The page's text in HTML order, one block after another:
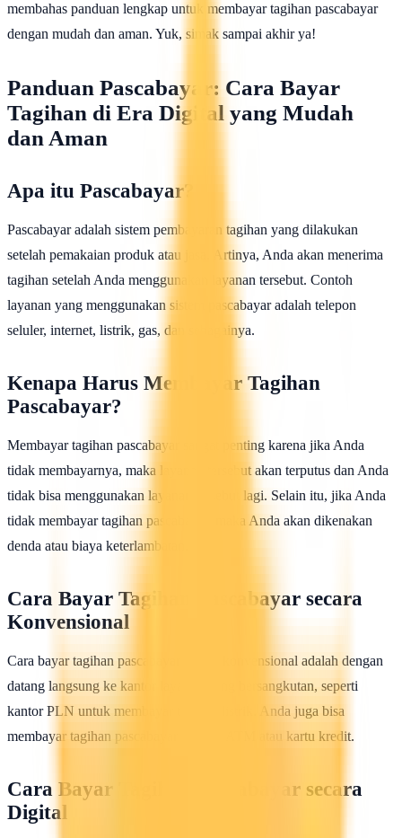
membahas panduan lengkap untuk membayar tagihan pascabayar
dengan mudah dan aman. Yuk, simak sampai akhir ya!
Panduan Pascabayar: Cara Bayar
Tagihan di Era Digital yang Mudah
dan Aman
Apa itu Pascabayar?
Pascabayar adalah sistem pembayaran tagihan yang dilakukan
setelah pemakaian produk atau jasa. Artinya, Anda akan menerima
tagihan setelah Anda menggunakan layanan tersebut. Contoh
layanan yang menggunakan sistem pascabayar adalah telepon
seluler, internet, listrik, gas, dan sebagainya.
Kenapa Harus Membayar Tagihan
Pascabayar?
Membayar tagihan pascabayar sangat penting karena jika Anda
tidak membayarnya, maka layanan tersebut akan terputus dan Anda
tidak bisa menggunakan layanan tersebut lagi. Selain itu, jika Anda
tidak membayar tagihan pascabayar, maka Anda akan dikenakan
denda atau biaya keterlambatan.
Cara Bayar Tagihan Pascabayar secara
Konvensional
Cara bayar tagihan pascabayar secara konvensional adalah dengan
datang langsung ke kantor layanan yang bersangkutan, seperti
kantor PLN untuk membayar tagihan listrik. Anda juga bisa
membayar tagihan pascabayar melalui ATM atau kartu kredit.
Cara Bayar Tagihan Pascabayar secara
Digital